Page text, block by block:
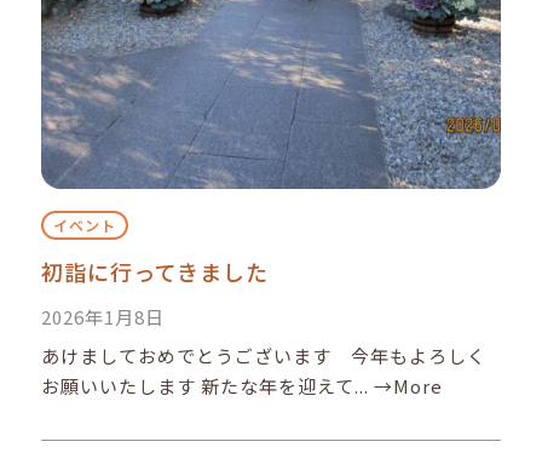
イベント
初詣に行ってきました
2026年1月8日
あけましておめでとうございます 今年もよろしく
お願いいたします 新たな年を迎えて...→More